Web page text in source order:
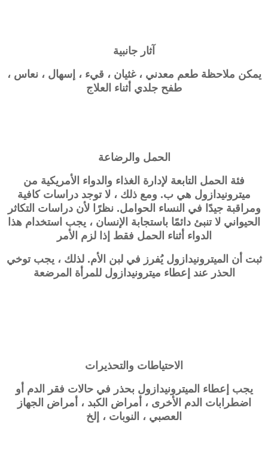
آثار جانبية
يمكن ملاحظة طعم معدني ، غثيان ، قيء ، إسهال ، نعاس ،
طفح جلدي أثناء العلاج
الحمل والرضاعة
فئة الحمل التابعة لإدارة الغذاء والدواء الأمريكية من
ميترونيدازول هي ب. ومع ذلك ، لا توجد دراسات كافية
ومراقبة جيدًا في النساء الحوامل. نظرًا لأن دراسات التكاثر
الحيواني لا تنبئ دائمًا باستجابة الإنسان ، يجب استخدام هذا
الدواء أثناء الحمل فقط إذا لزم الأمر
ثبت أن الميترونيدازول يُفرز في لبن الأم. لذلك ، يجب توخي
الحذر عند إعطاء ميترونيدازول للمرأة المرضعة
الاحتياطات والتحذيرات
يجب إعطاء الميترونيدازول بحذر في حالات فقر الدم أو
اضطرابات الدم الأخرى ، أمراض الكبد ، أمراض الجهاز
العصبي ، النوبات ، إلخ